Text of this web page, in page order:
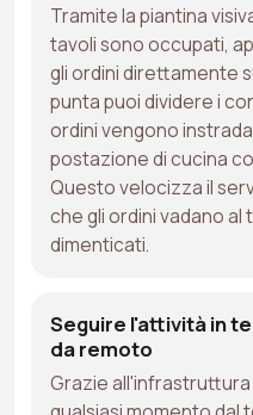
Tramite la piantina
tavoli sono occupati,
gli ordini direttamente
punta puoi dividere i
ordini vengono
postazione di cucina
Questo velocizza il
che gli ordini vadano
dimenticati.
Seguire l'attività in
da remoto
Grazie